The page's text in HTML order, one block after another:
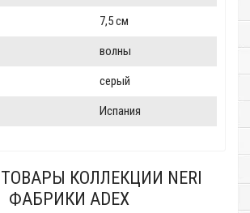
7,5 см
волны
серый
Испания
КОЛЛЕКЦИИ NERI
ФАБРИКИ ADEX